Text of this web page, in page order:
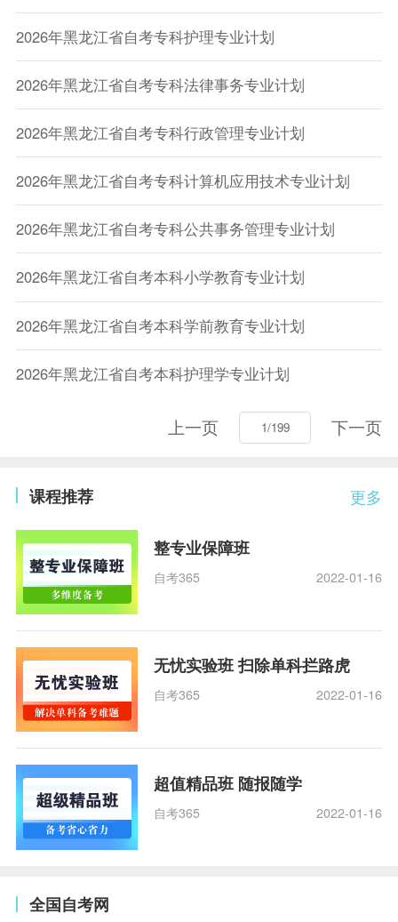
2026年黑龙江省自考专科护理专业计划
2026年黑龙江省自考专科法律事务专业计划
2026年黑龙江省自考专科行政管理专业计划
2026年黑龙江省自考专科计算机应用技术专业计划
2026年黑龙江省自考专科公共事务管理专业计划
2026年黑龙江省自考本科小学教育专业计划
2026年黑龙江省自考本科学前教育专业计划
2026年黑龙江省自考本科护理学专业计划
上一页 下一页
更多
课程推荐
整专业保障班
自考365 2022-01-16
无忧实验班 扫除单科拦路虎
自考365 2022-01-16
超值精品班 随报随学
自考365 2022-01-16
全国自考网